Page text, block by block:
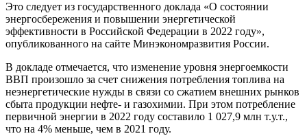
Это следует из государственного доклада «О состоянии
энергосбережения и повышении энергетической
эффективности в Российской Федерации в 2022 году»,
опубликованного на сайте Минэкономразвития России.
В докладе отмечается, что изменение уровня энергоемкости
ВВП произошло за счет снижения потребления топлива на
неэнергетические нужды в связи со сжатием внешних рынков
сбыта продукции нефте- и газохимии. При этом потребление
первичной энергии в 2022 году составило 1 027,9 млн т.у.т.,
что на 4% меньше, чем в 2021 году.